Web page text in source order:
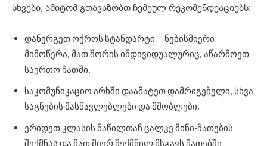
სხვები, ამიტომ გთავაზობთ ჩემეულ რეკომენდეაციებს:
დანერგეთ ოქროს სტანდარტი – ნებისმიერი
მიმოწერა, მათ შორის ინდივიდუალურიც, აწარმოეთ
საერთო ჩათში.
საკომუნიკაციო არხში დაამატეთ დამრიგებელი, სხვა
საგნების მასწავლებლები და მშობლები.
ერიდეთ კლასის ნაწილთან ცალკე მინი-ჩათების